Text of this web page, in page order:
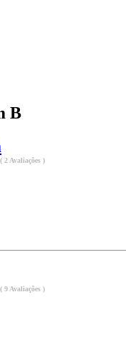
B
2 Avaliações )
9 Avaliações )